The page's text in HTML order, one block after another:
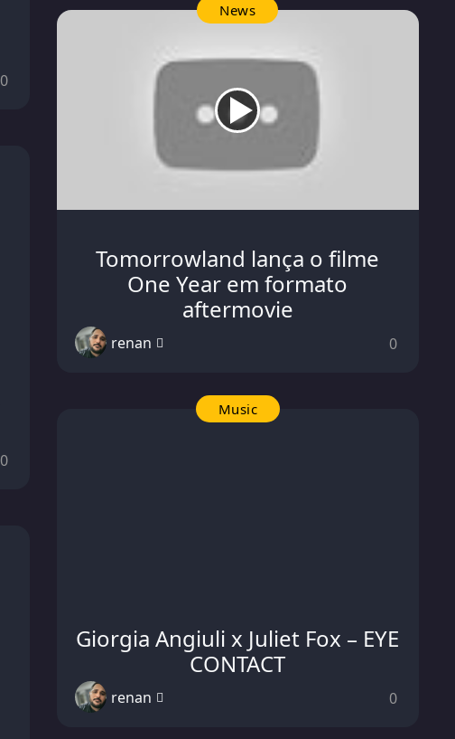
0
0
News
Tomorrowland lança o filme
One Year em formato
aftermovie
renan 0
Music
Giorgia Angiuli x Juliet Fox – EYE
CONTACT
renan 0